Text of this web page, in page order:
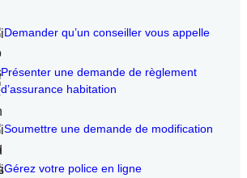
Demander qu’un conseiller vous appelle
Présenter une demande de règlement
d’assurance habitation
Soumettre une demande de modification
Gérez votre police en ligne